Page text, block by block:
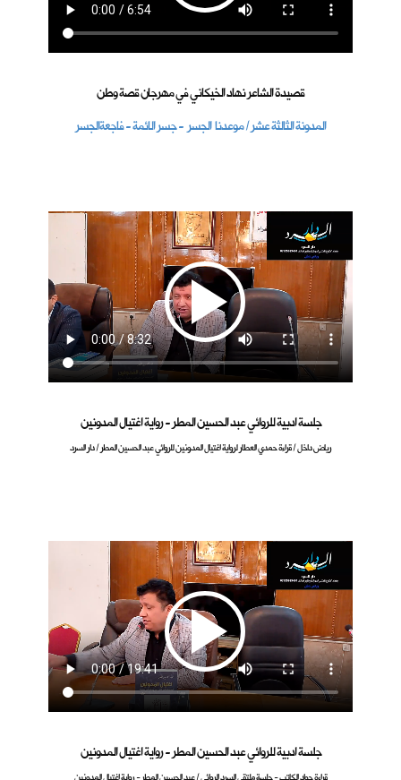
قصيدة الشاعر نهاد الخيكاني في مهرجان قصة وطن
المدونة الثالثة عشر / موعدنا الجسر - جسر الائمة - فاجعةالجسر
جلسة ادبية للروائي عبد الحسين المطر - رواية اغتيال المدونين
رياض داخل / قراءة حمدي العطار لرواية اغتيال المدونين للروائي عبد الحسين المطر / دار السرد
جلسة ادبية للروائي عبد الحسين المطر - رواية اغتيال المدونين